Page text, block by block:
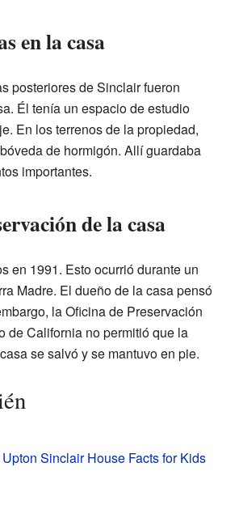
en la casa
posteriores de Sinclair fueron
Él tenía un espacio de estudio
En los terrenos de la propiedad,
de hormigón. Allí guardaba
importantes.
de la casa
en 1991. Esto ocurrió durante un
Madre. El dueño de la casa pensó
la Oficina de Preservación
de California no permitió que la
se salvó y se mantuvo en pie.
Upton Sinclair House Facts for Kids